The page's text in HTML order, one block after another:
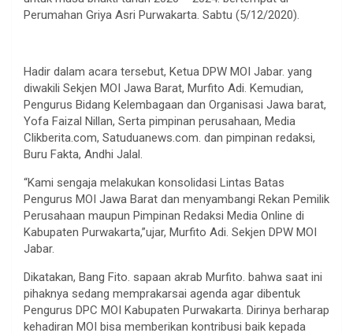
Perumahan Griya Asri Purwakarta. Sabtu (5/12/2020).
Hadir dalam acara tersebut, Ketua DPW MOI Jabar. yang
diwakili Sekjen MOI Jawa Barat, Murfito Adi. Kemudian,
Pengurus Bidang Kelembagaan dan Organisasi Jawa barat,
Yofa Faizal Nillan, Serta pimpinan perusahaan, Media
Clikberita.com, Satuduanews.com. dan pimpinan redaksi,
Buru Fakta, Andhi Jalal.
“Kami sengaja melakukan konsolidasi Lintas Batas
Pengurus MOI Jawa Barat dan menyambangi Rekan Pemilik
Perusahaan maupun Pimpinan Redaksi Media Online di
Kabupaten Purwakarta,”ujar, Murfito Adi. Sekjen DPW MOI
Jabar.
Dikatakan, Bang Fito. sapaan akrab Murfito. bahwa saat ini
pihaknya sedang memprakarsai agenda agar dibentuk
Pengurus DPC MOI Kabupaten Purwakarta. Dirinya berharap
kehadiran MOI bisa memberikan kontribusi baik kepada